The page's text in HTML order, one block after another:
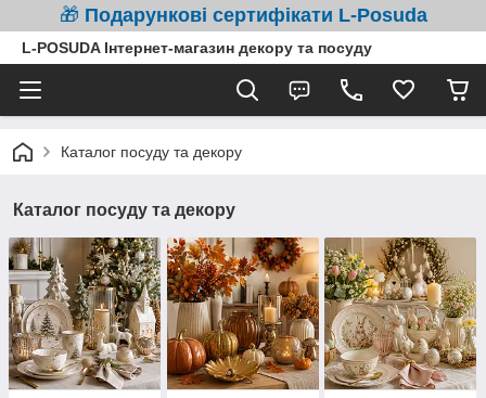
🎁 Подарункові сертифікати L-Posuda
L-POSUDA Інтернет-магазин декору та посуду
Каталог посуду та декору
Каталог посуду та декору